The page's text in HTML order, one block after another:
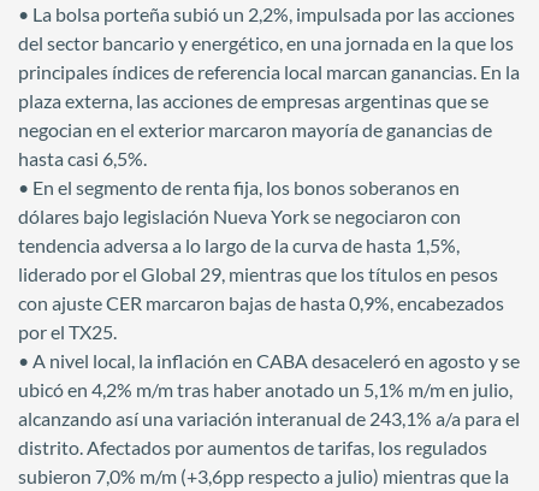
• La bolsa porteña subió un 2,2%, impulsada por las acciones
del sector bancario y energético, en una jornada en la que los
principales índices de referencia local marcan ganancias. En la
plaza externa, las acciones de empresas argentinas que se
negocian en el exterior marcaron mayoría de ganancias de
hasta casi 6,5%.
• En el segmento de renta fija, los bonos soberanos en
dólares bajo legislación Nueva York se negociaron con
tendencia adversa a lo largo de la curva de hasta 1,5%,
liderado por el Global 29, mientras que los títulos en pesos
con ajuste CER marcaron bajas de hasta 0,9%, encabezados
por el TX25.
• A nivel local, la inflación en CABA desaceleró en agosto y se
ubicó en 4,2% m/m tras haber anotado un 5,1% m/m en julio,
alcanzando así una variación interanual de 243,1% a/a para el
distrito. Afectados por aumentos de tarifas, los regulados
subieron 7,0% m/m (+3,6pp respecto a julio) mientras que la